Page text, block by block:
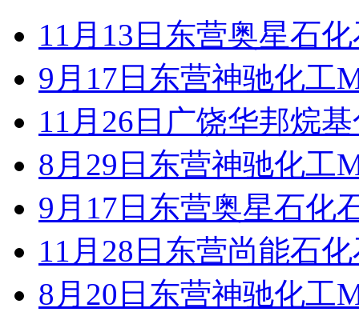
11月13日东营奥星石
9月17日东营神驰化工
11月26日广饶华邦烷
8月29日东营神驰化工
9月17日东营奥星石化
11月28日东营尚能石
8月20日东营神驰化工